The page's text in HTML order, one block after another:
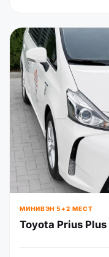
МИНИВЭН 5+2 МЕСТ
Toyota Prius Plus